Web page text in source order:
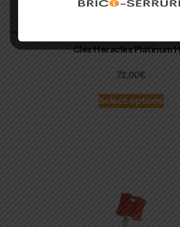
Clés Heracles Platinum
72,00€
Select options